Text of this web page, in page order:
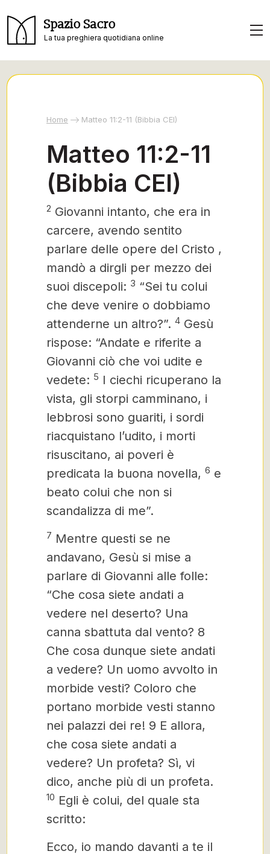
Spazio Sacro
La tua preghiera quotidiana online
Home Matteo 11:2-11 (Bibbia CEI)
Matteo 11:2-11
(Bibbia CEI)
2 Giovanni intanto, che era in
carcere, avendo sentito
parlare delle opere del Cristo ,
mandò a dirgli per mezzo dei
suoi discepoli: 3 “Sei tu colui
che deve venire o dobbiamo
attenderne un altro?”. 4 Gesù
rispose: “Andate e riferite a
Giovanni ciò che voi udite e
vedete: 5 I ciechi ricuperano la
vista, gli storpi camminano, i
lebbrosi sono guariti, i sordi
riacquistano l’udito, i morti
risuscitano, ai poveri è
predicata la buona novella, 6 e
beato colui che non si
scandalizza di me”.
7 Mentre questi se ne
andavano, Gesù si mise a
parlare di Giovanni alle folle:
“Che cosa siete andati a
vedere nel deserto? Una
canna sbattuta dal vento? 8
Che cosa dunque siete andati
a vedere? Un uomo avvolto in
morbide vesti? Coloro che
portano morbide vesti stanno
nei palazzi dei re! 9 E allora,
che cosa siete andati a
vedere? Un profeta? Sì, vi
dico, anche più di un profeta.
10 Egli è colui, del quale sta
scritto:
Ecco, io mando davanti a te il